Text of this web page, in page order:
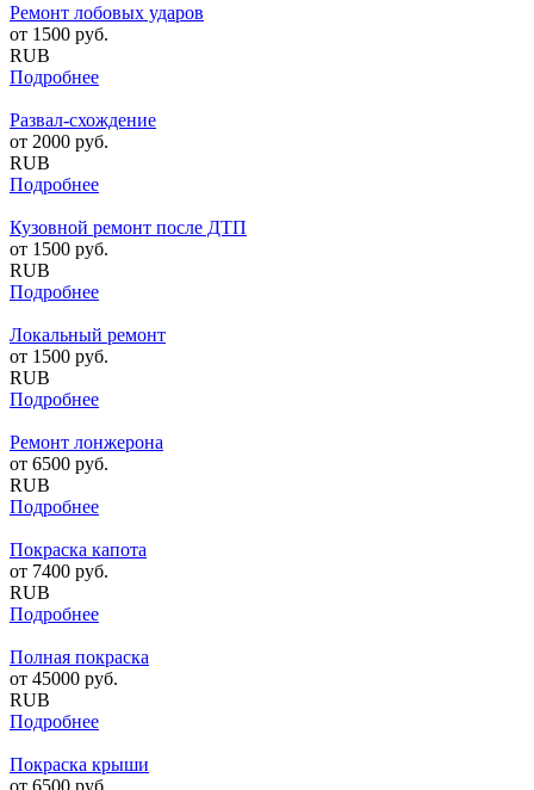
Ремонт лобовых ударов
от 1500 руб.
RUB
Подробнее
Развал-схождение
от 2000 руб.
RUB
Подробнее
Кузовной ремонт после ДТП
от 1500 руб.
RUB
Подробнее
Локальный ремонт
от 1500 руб.
RUB
Подробнее
Ремонт лонжерона
от 6500 руб.
RUB
Подробнее
Покраска капота
от 7400 руб.
RUB
Подробнее
Полная покраска
от 45000 руб.
RUB
Подробнее
Покраска крыши
от 6500 руб.